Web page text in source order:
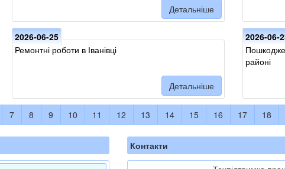
Детальніше
2026-06-25
Ремонтні роботи в Іванівці
Детальніше
2026-06-
районі
7 8 9 10 11 12 13 14 15 16 17 18
Контакти